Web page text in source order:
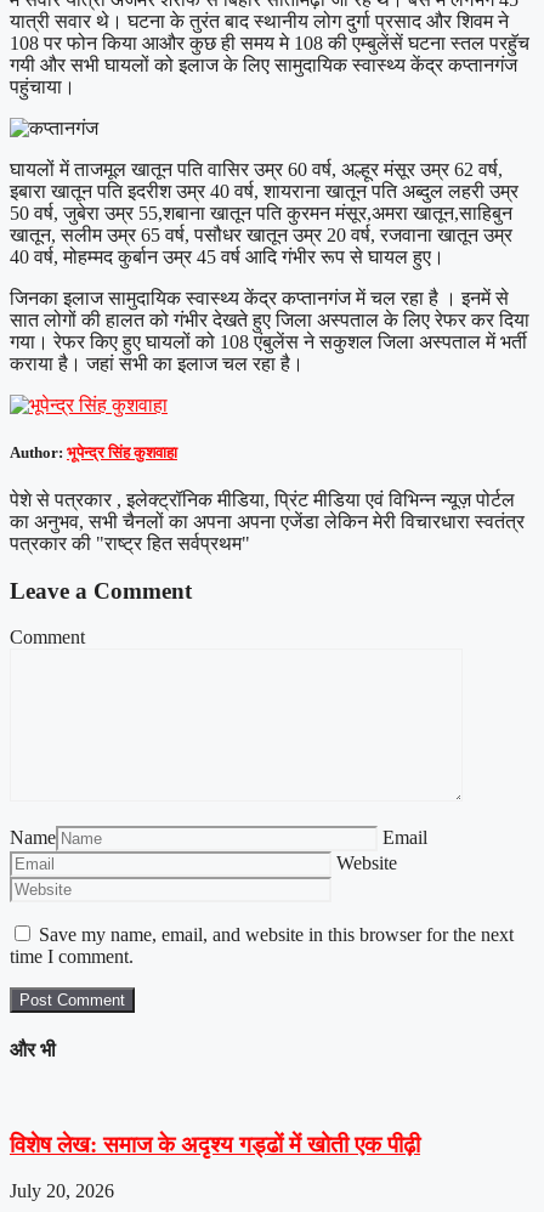
यात्री सवार थे। घटना के तुरंत बाद स्थानीय लोग दुर्गा प्रसाद और शिवम ने
108 पर फोन किया आऔर कुछ ही समय मे 108 की एम्बुलेंसें घटना स्तल परहुॅच
गयी और सभी घायलों को इलाज के लिए सामुदायिक स्वास्थ्य केंद्र कप्तानगंज
पहुंचाया।
घायलों में ताजमूल खातून पति वासिर उम्र 60 वर्ष, अल्हूर मंसूर उम्र 62 वर्ष,
इबारा खातून पति इदरीश उम्र 40 वर्ष, शायराना खातून पति अब्दुल लहरी उम्र
50 वर्ष, जुबेरा उम्र 55,शबाना खातून पति कुरमन मंसूर,अमरा खातून,साहिबुन
खातून, सलीम उम्र 65 वर्ष, पसौधर खातून उम्र 20 वर्ष, रजवाना खातून उम्र
40 वर्ष, मोहम्मद कुर्बान उम्र 45 वर्ष आदि गंभीर रूप से घायल हुए।
जिनका इलाज सामुदायिक स्वास्थ्य केंद्र कप्तानगंज में चल रहा है । इनमें से
सात लोगों की हालत को गंभीर देखते हुए जिला अस्पताल के लिए रेफर कर दिया
गया। रेफर किए हुए घायलों को 108 एंबुलेंस ने सकुशल जिला अस्पताल में भर्ती
कराया है। जहां सभी का इलाज चल रहा है।
Author: भूपेन्द्र सिंह कुशवाहा
पेशे से पत्रकार , इलेक्ट्रॉनिक मीडिया, प्रिंट मीडिया एवं विभिन्न न्यूज़ पोर्टल
का अनुभव, सभी चैनलों का अपना अपना एजेंडा लेकिन मेरी विचारधारा स्वतंत्र
पत्रकार की "राष्ट्र हित सर्वप्रथम"
Leave a Comment
Comment
Name
Email
Website
Save my name, email, and website in this browser for the next
time I comment.
और भी
विशेष लेख: समाज के अदृश्य गड्ढों में खोती एक पीढ़ी
July 20, 2026